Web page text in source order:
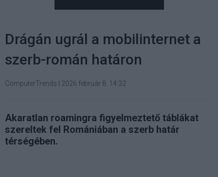
Drágán ugrál a mobilinternet a
szerb-román határon
ComputerTrends 2026 február 8. 14:32
Akaratlan roamingra figyelmeztető táblákat
szereltek fel Romániában a szerb határ
térségében.